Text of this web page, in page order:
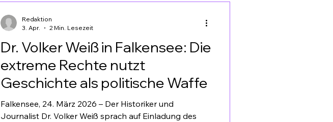
Dr. Volker Weiß in Falkensee: Die
extreme Rechte nutzt
Geschichte als politische Waffe
Falkensee, 24. März 2026 – Der Historiker und
Journalist Dr. Volker Weiß sprach auf Einladung des
Redaktion
3. Apr.
2 Min. Lesezeit